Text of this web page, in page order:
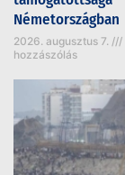
Németországban
2026. augusztus 7.
hozzászólás